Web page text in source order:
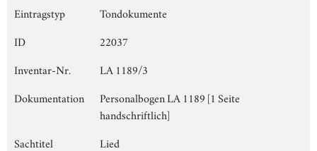
Eintragstyp
Tondokumente
ID
22037
Inventar-Nr.
LA 1189/3
Dokumentation
Personalbogen LA 1189 [1 Seite
handschriftlich]
Sachtitel
Lied